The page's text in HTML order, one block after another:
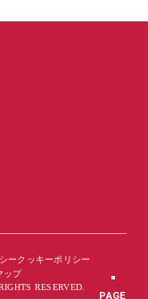
PAGE
ークッキーポリシー
ップ
RESERVED.